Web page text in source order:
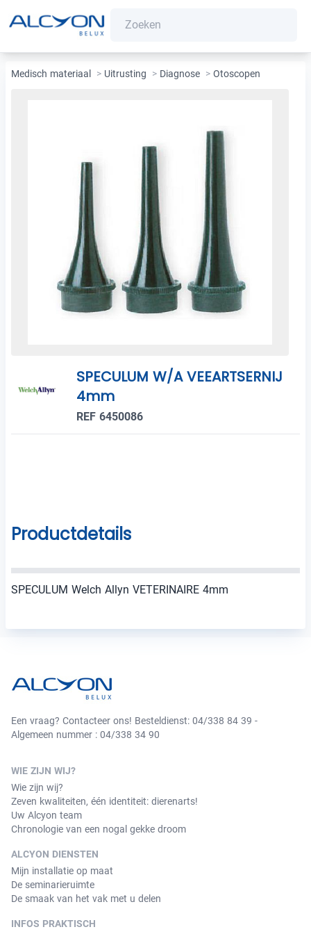
Medisch materiaal > Uitrusting > Diagnose > Otoscopen
SPECULUM W/A VEEARTSERNIJ
4mm
REF 6450086
Productdetails
SPECULUM Welch Allyn VETERINAIRE 4mm
Een vraag? Contacteer ons! Besteldienst: 04/338 84 39 -
Algemeen nummer : 04/338 34 90
WIE ZIJN WIJ?
Wie zijn wij?
Zeven kwaliteiten, één identiteit: dierenarts!
Uw Alcyon team
Chronologie van een nogal gekke droom
ALCYON DIENSTEN
Mijn installatie op maat
De seminarieruimte
De smaak van het vak met u delen
INFOS PRAKTISCH